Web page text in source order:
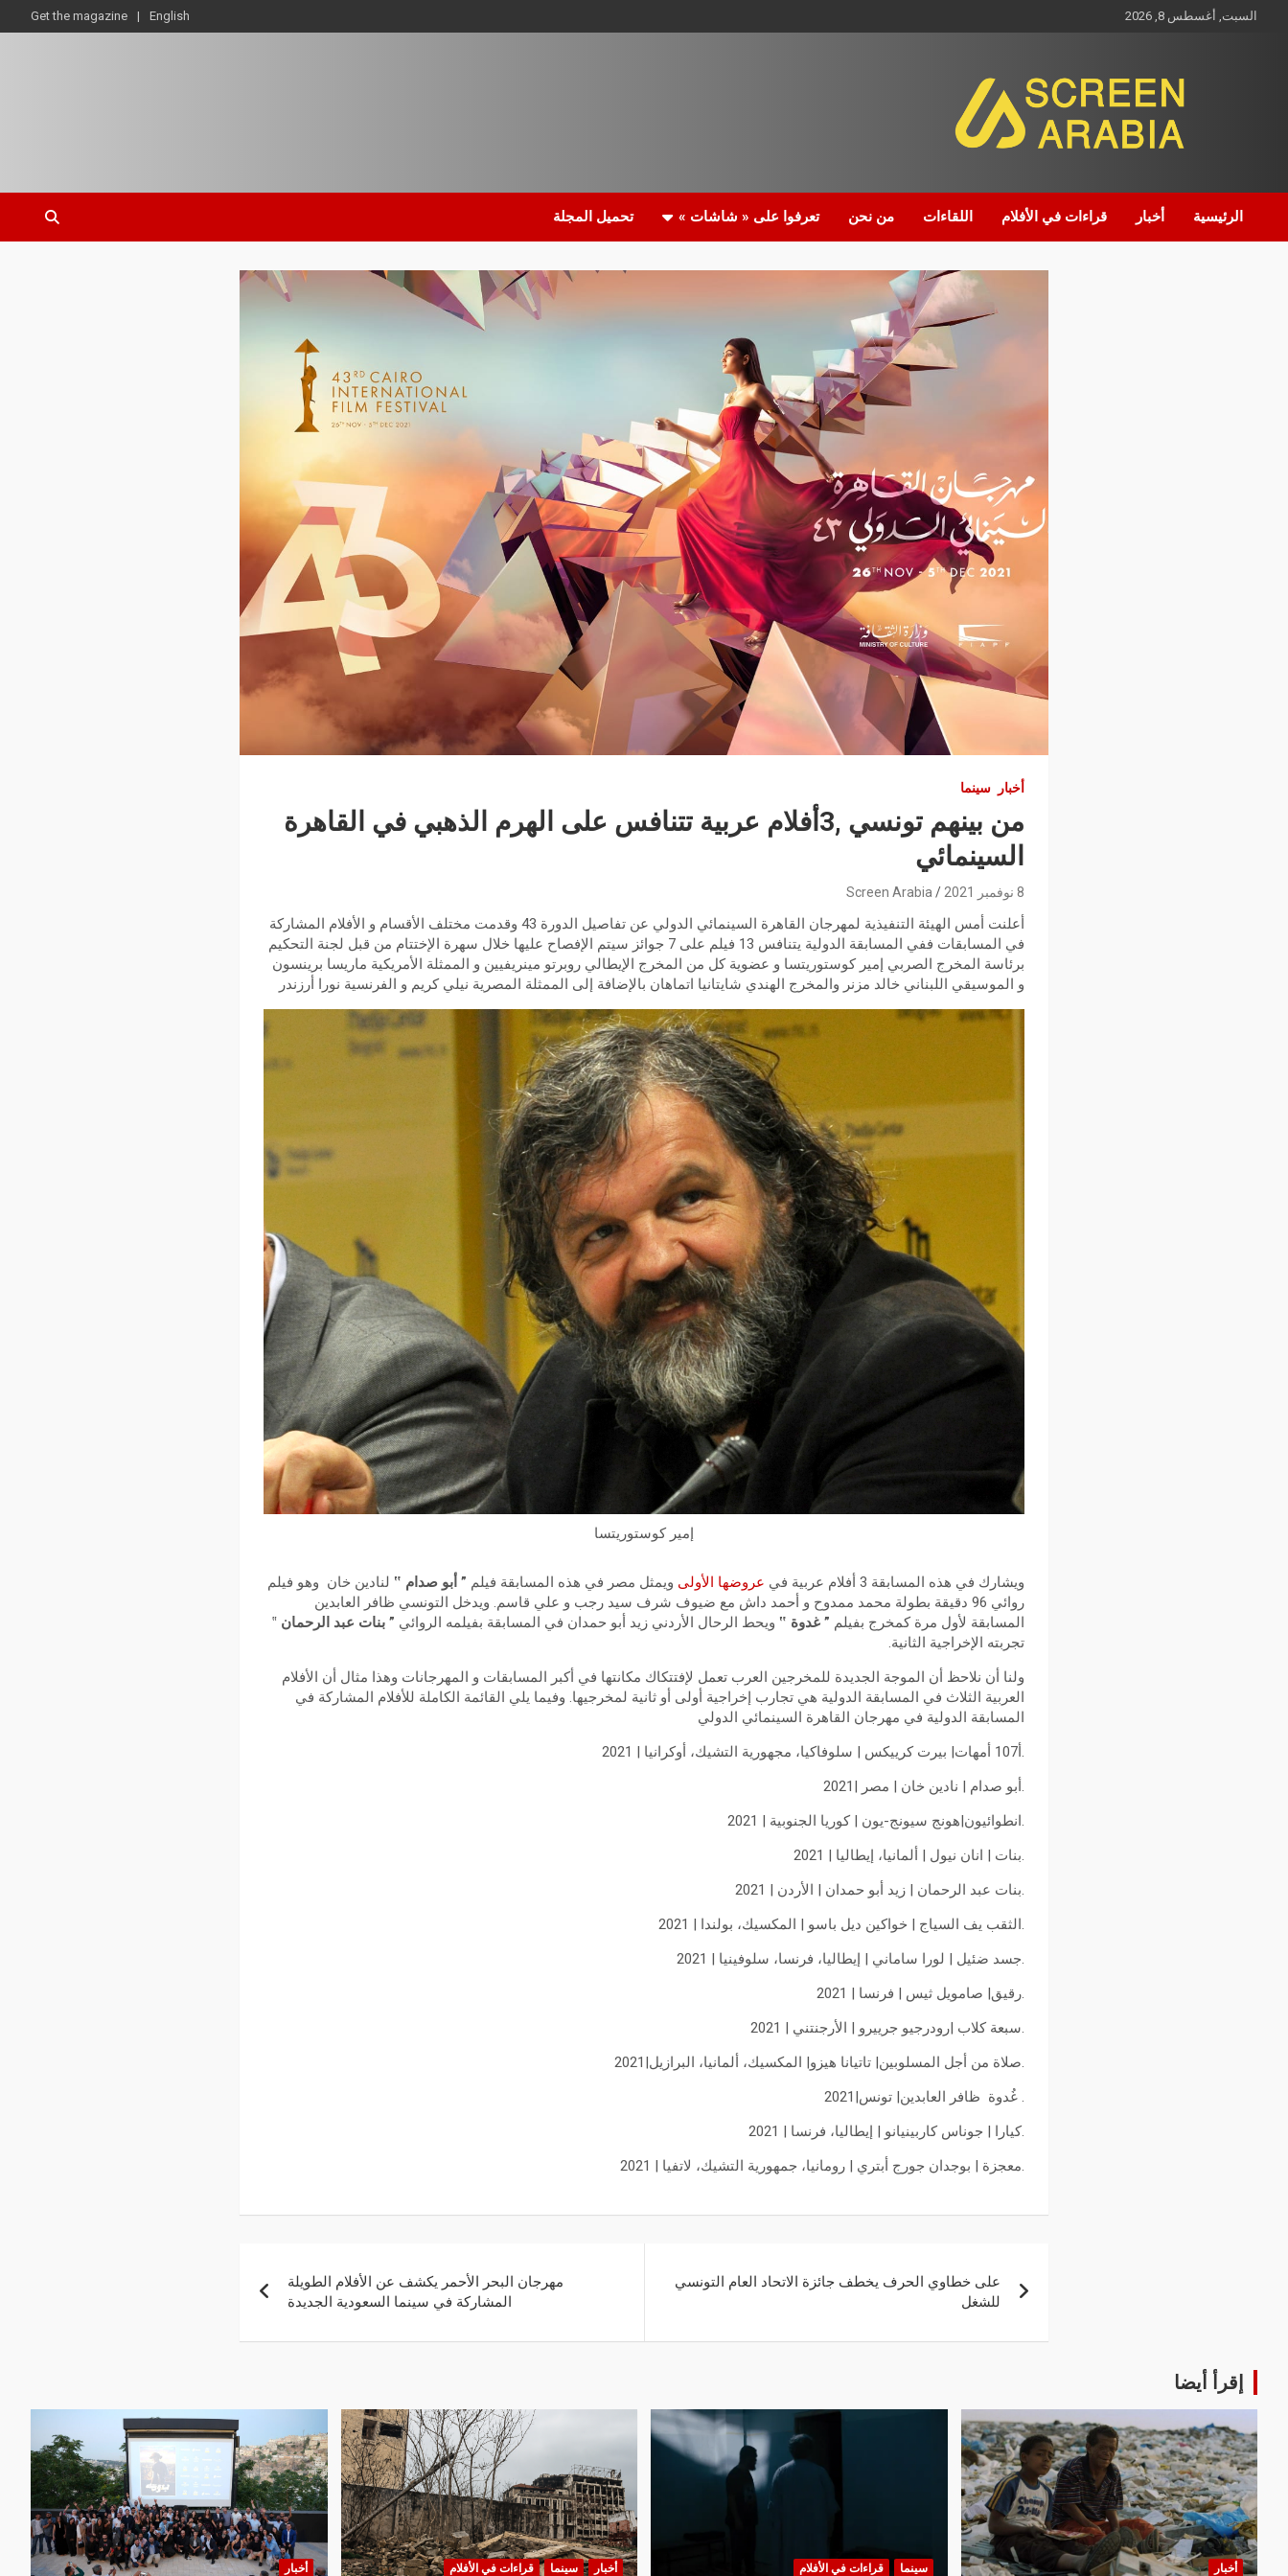
السبت, أغسطس 8, 2026 English
Get the magazine
Screen Arabia
الرئيسية أخبار قراءات في الأفلام اللقاءات من نحن تعرفوا على « شاشات » تحميل المجلة
أخبار سينما
من بينهم تونسي ,3أفلام عربية تتنافس على الهرم الذهبي في القاهرة
السينمائي
8 نوفمبر 2021 Screen Arabia
أعلنت أمس الهيئة التنفيذية لمهرجان القاهرة السينمائي الدولي عن تفاصيل الدورة 43 وقدمت مختلف الأقسام و الأفلام المشاركة
في المسابقات ففي المسابقة الدولية يتنافس 13 فيلم على 7 جوائز سيتم الإفصاح عليها خلال سهرة الإختتام من قبل لجنة التحكيم
برئاسة المخرج الصربي إمير كوستوريتسا و عضوية كل من المخرج الإيطالي روبرتو مينريفيين و الممثلة الأمريكية ماريسا برينسون
و الموسيقي اللبناني خالد مزنر والمخرج الهندي شايتانيا اتماهان بالإضافة إلى الممثلة المصرية نيلي كريم و الفرنسية نورا أرزندر
إمير كوستوريتسا
ويشارك في هذه المسابقة 3 أفلام عربية في عروضها الأولى ويمثل مصر في هذه المسابقة فيلم ” أبو صدام ‟ لنادين خان وهو فيلم
روائي 96 دقيقة بطولة محمد ممدوح و أحمد داش مع ضيوف شرف سيد رجب و علي قاسم. ويدخل التونسي ظافر العابدين
المسابقة لأول مرة كمخرج بفيلم ” غدوة ‟ ويحط الرحال الأردني زيد أبو حمدان في المسابقة بفيلمه الروائي ” بنات عبد الرحمان‟
تجربته الإخراجية الثانية.
ولنا أن نلاحظ أن الموجة الجديدة للمخرجين العرب تعمل لإفتتكاك مكانتها في أكبر المسابقات و المهرجانات وهذا مثال أن الأفلام
العربية الثلاث في المسابقة الدولية هي تجارب إخراجية أولى أو ثانية لمخرجيها. وفيما يلي القائمة الكاملة للأفلام المشاركة في
المسابقة الدولية في مهرجان القاهرة السينمائي الدولي
.أ107 أمهات| بيرت كرييكس | سلوفاكيا، مجهورية التشيك، أوكرانيا | 2021
.أبو صدام | نادين خان | مصر |2021
.انطوائيون|هونج سيونج-يون | كوريا الجنوبية | 2021
.بنات | انان نيول | ألمانيا، إيطاليا | 2021
.بنات عبد الرحمان | زيد أبو حمدان | الأردن | 2021
.الثقب يف السياج | خواكين ديل باسو | المكسيك، بولندا | 2021
.جسد ضئيل | لورا ساماني | إيطاليا، فرنسا، سلوفينيا | 2021
.رقيق| صامويل ثيس | فرنسا | 2021
.سبعة كلاب |رودرجيو جرييرو | الأرجنتني | 2021
.صلاة من أجل المسلوبين| تاتيانا هيزو| المكسيك، ألمانيا، البرازيل|2021
. غُدوة ظافر العابدين| تونس|2021
.كيارا | جوناس كاربينيانو | إيطاليا، فرنسا | 2021
.معجزة | بوجدان جورج أبتري | رومانيا، جمهورية التشيك، لاتفيا | 2021
على خطاوي الحرف يخطف جائزة الاتحاد العام التونسي
للشغل
مهرجان البحر الأحمر يكشف عن الأفلام الطويلة
المشاركة في سينما السعودية الجديدة
إقرأ أيضا
أخبار سينما قراءات في الأفلام أخبار سينما قراءات في الأفلام أخبار